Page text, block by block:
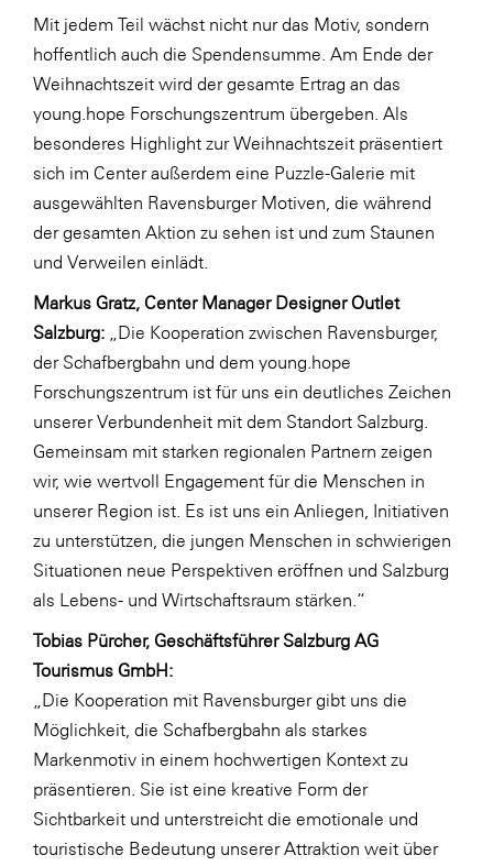
SeneCura
SERVICE&MORE
SKINUANCE®
Somfy
Sony DADC
SPIEGLTEC
STIHL Tirol
Trend Micro
TAG GmbH
VALETTA
Verband Druck Medien Österreich
Wirtschaftskammer Salzburg
WKS Fachgruppe Fahrzeughandel und
Fahrzeugtechnik
WKS Fachgruppe Finanzdienstleister
WK UBIT
Zühlke
Media
Mit jedem Teil wächst nicht nur das Motiv, sondern
hoffentlich auch die Spendensumme. Am Ende der
Weihnachtszeit wird der gesamte Ertrag an das
young.hope Forschungszentrum übergeben. Als
besonderes Highlight zur Weihnachtszeit präsentiert
sich im Center außerdem eine Puzzle-Galerie mit
ausgewählten Ravensburger Motiven, die während
der gesamten Aktion zu sehen ist und zum Staunen
und Verweilen einlädt.
Markus Gratz, Center Manager Designer Outlet
Salzburg: „Die Kooperation zwischen Ravensburger,
der Schafbergbahn und dem young.hope
Forschungszentrum ist für uns ein deutliches Zeichen
unserer Verbundenheit mit dem Standort Salzburg.
Gemeinsam mit starken regionalen Partnern zeigen
wir, wie wertvoll Engagement für die Menschen in
unserer Region ist. Es ist uns ein Anliegen, Initiativen
zu unterstützen, die jungen Menschen in schwierigen
Situationen neue Perspektiven eröffnen und Salzburg
als Lebens- und Wirtschaftsraum stärken.“
Tobias Pürcher, Geschäftsführer Salzburg AG
Tourismus GmbH:
„Die Kooperation mit Ravensburger gibt uns die
Möglichkeit, die Schafbergbahn als starkes
Markenmotiv in einem hochwertigen Kontext zu
präsentieren. Sie ist eine kreative Form der
Sichtbarkeit und unterstreicht die emotionale und
touristische Bedeutung unserer Attraktion weit über